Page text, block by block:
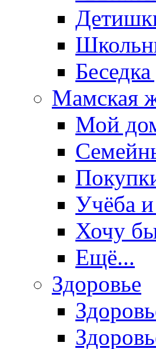
Мамская
Мой
Учёба и
Хочу
Ещё...
Здоровье